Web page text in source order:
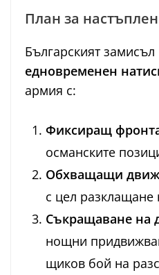
План за
Българският
едновременен
армия с:
Фиксиращ
османските
Обхващащи
с цел разклащане
Съкращаване на
нощни
щиков бой на